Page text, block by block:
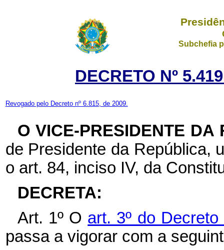
Subchefia
DECRETO Nº
Revogado pelo Decreto nº 6.815, de 2009.
O VICE-PRESIDENTE
de Presidente da República,
o art. 84, inciso IV, da
DECRETA:
Art. 1º O art. 3º do
passa a vigorar com a